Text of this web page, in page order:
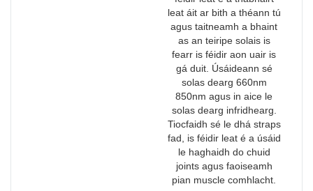
leat áit ar bith a théann tú
agus taitneamh a bhaint
as an teiripe solais is
fearr is féidir aon uair is
gá duit. Úsáideann sé
solas dearg 660nm
850nm agus in aice le
solas dearg infridhearg.
Tiocfaidh sé le dhá straps
fad, is féidir leat é a úsáid
le haghaidh do chuid
joints agus faoiseamh
pian muscle comhlacht.